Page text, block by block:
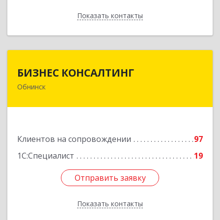
Показать контакты
Назад
БИЗНЕС КОНСАЛТИНГ
Обнинск
Клиентов на сопровождении
97
1С:Специалист
19
Отправить заявку
Показать контакты
249032, Калужская обл, Обнинск г, Курчатова ул,
Отправить заявку
Назад